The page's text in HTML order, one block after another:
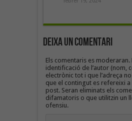
Deixa un Comentari
Els comentaris es moderaran.
identificació de l’autor (nom,
electrònic tot i que l’adreça
que el contingut es refereixi a
post. Seran eliminats els
difamatoris o que utilitzin un
ofensiu.